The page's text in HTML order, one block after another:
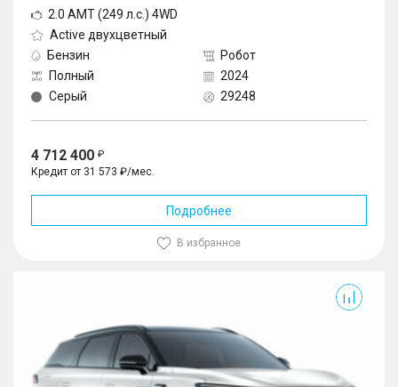
2.0 AMT (249 л.с.) 4WD
Active двухцветный
Бензин
Робот
Полный
2024
Серый
29248
4 712 400
Кредит от 31 573 ₽/мес.
Подробнее
В избранное